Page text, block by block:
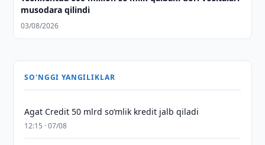
musodara qilindi
03/08/2026
SO'NGGI YANGILIKLAR
Agat Credit 50 mlrd so‘mlik kredit jalb qiladi
12:15 · 07/08